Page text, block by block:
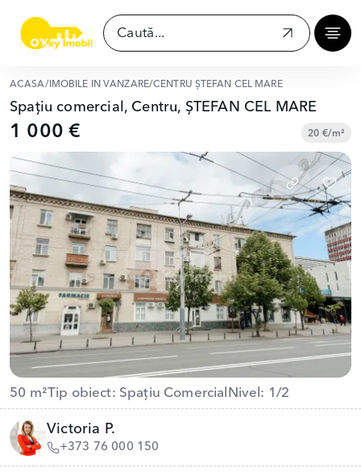
ACASĂ/ IMOBILE ÎN VÂNZARE/CENTRU ȘTEFAN CEL MARE
Spațiu comercial, Centru, ȘTEFAN CEL MARE
1 000 € 20 €/m²
50 m²Tip obiect: Spațiu Comercial Nivel: 1/2
Victoria P.
+373 76 000 150